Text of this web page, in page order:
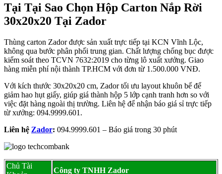
Tại Tại Sao Chọn Hộp Carton Nắp Rời
30x20x20 Tại Zador
Thùng carton Zador được sản xuất trực tiếp tại KCN Vĩnh Lộc,
không qua bước phân phối trung gian. Chất lượng chống bục được
kiểm soát theo TCVN 7632:2019 cho từng lô xuất xưởng. Giao
hàng miễn phí nội thành TP.HCM với đơn từ 1.500.000 VNĐ.
Với kích thước 30x20x20 cm, Zador tối ưu layout khuôn bế để
giảm hao hụt giấy, giúp giá thành hộp 5 lớp cạnh tranh hơn so với
việc đặt hàng ngoài thị trường. Liên hệ để nhận báo giá sỉ trực tiếp
từ xưởng: 094.9999.601.
Liên hệ Zador: 094.9999.601 – Báo giá trong 30 phút
Chủ Tài
Công ty TNHH Zador